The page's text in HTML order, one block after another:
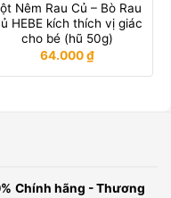
Nêm Rau Củ – Bò Rau
HEBE kích thích vị giác
cho bé (hũ 50g)
64.000₫
Chính hãng - Thương